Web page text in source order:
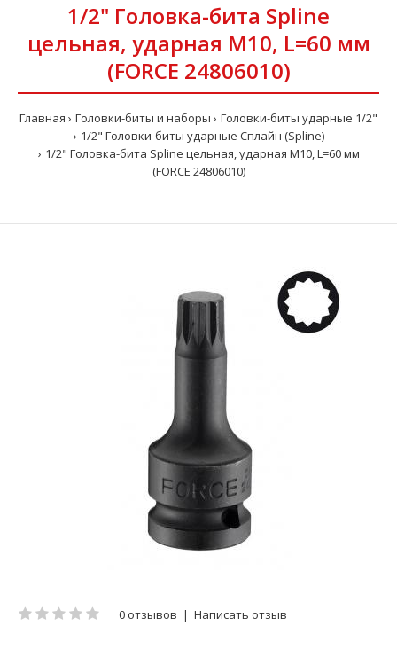
1/2" Головка-бита Spline
цельная, ударная М10, L=60 мм
(FORCE 24806010)
Главная Головки-биты и наборы
Головки-биты ударные 1/2"
1/2" Головки-биты ударные Сплайн (Spline)
1/2" Головка-бита Spline цельная, ударная М10, L=60 мм
(FORCE 24806010)
0 отзывов | Написать отзыв